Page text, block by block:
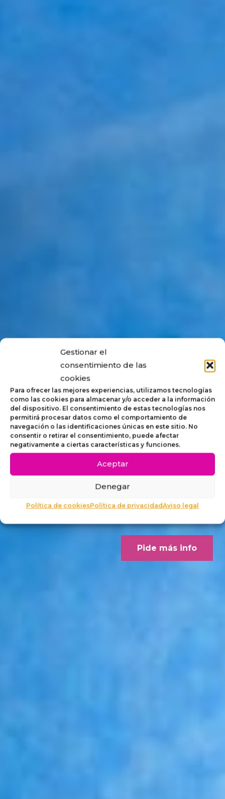
Gestionar el
consentimiento de las
cookies
Para ofrecer las mejores experiencias, utilizamos tecnologías
como las cookies para almacenar y/o acceder a la información
del dispositivo. El consentimiento de estas tecnologías nos
permitirá procesar datos como el comportamiento de
navegación o las identificaciones únicas en este sitio. No
consentir o retirar el consentimiento, puede afectar
negativamente a ciertas características y funciones.
Aceptar
Denegar
Política de cookiesPolítica de privacidadAviso legal
STRIP,
MOBILIARIO
ACCESIBLE
PARA
EXTERIORES
Pide más info